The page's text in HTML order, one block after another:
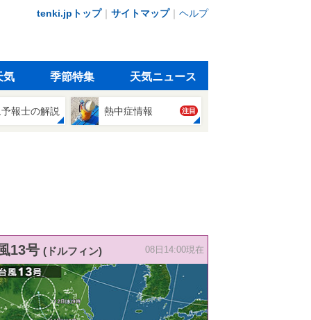
tenki.jpトップ｜ サイトマップ｜ ヘルプ
気 季節特集 天気ニュース
報士の解説 熱中症情報 注目
13号 (ドルフィン) 08日14:00現在